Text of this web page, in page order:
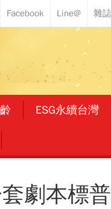
ESG永續台灣
劇本標普